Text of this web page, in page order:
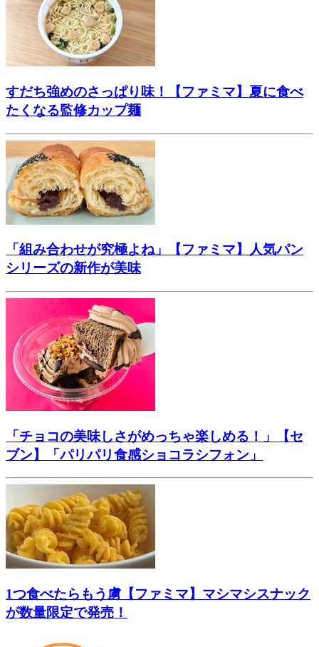
すだち強めのさっぱり味！【ファミマ】夏に食べ
たくなる監修カップ麺
「組み合わせが究極よね」【ファミマ】人気パン
シリーズの新作が美味
「チョコの美味しさがめっちゃ楽しめる！」【セ
ブン】「パリパリ食感ショコラシフォン」
1つ食べたらもう虜【ファミマ】マシマシスナック
が数量限定で発売！